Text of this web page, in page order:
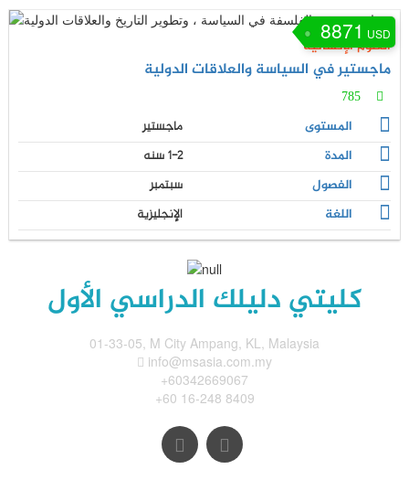
8871 USD
العلوم الإنسانية
ماجستير في السياسة والعلاقات الدولية
785
المستوى
ماجستير
المدة
1-2 سنه
الفصول
سبتمبر
اللغة
الإنجليزية
كليتي دليلك الدراسي الأول
01-33-05, M City Ampang, KL, Malaysia
info@msasia.com.my
+60342669067
+60 16-248 8409